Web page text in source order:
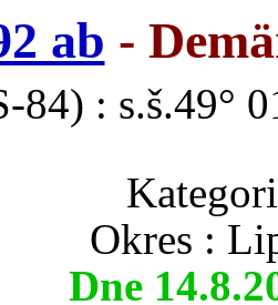
ab -
84) : s.š.49°
Okres :
Dne